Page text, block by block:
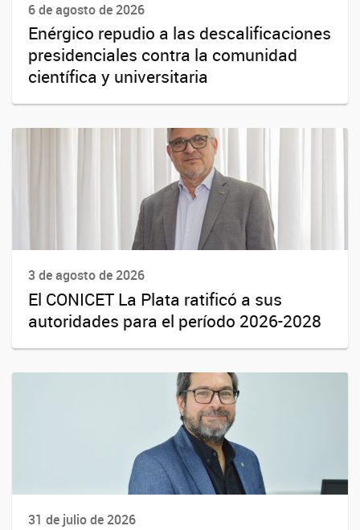
6 de agosto de 2026
Enérgico repudio a las descalificaciones
presidenciales contra la comunidad
científica y universitaria
3 de agosto de 2026
El CONICET La Plata ratificó a sus
autoridades para el período 2026-2028
31 de julio de 2026